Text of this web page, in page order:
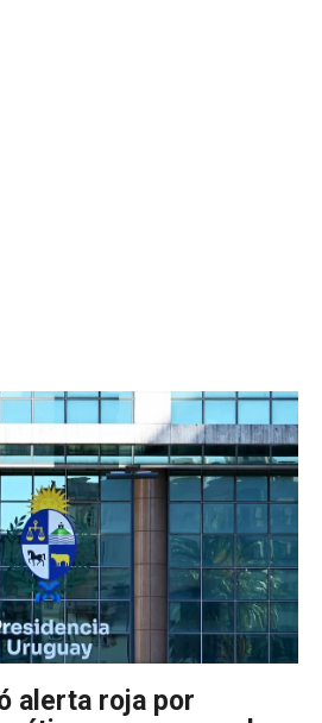
alerta roja por